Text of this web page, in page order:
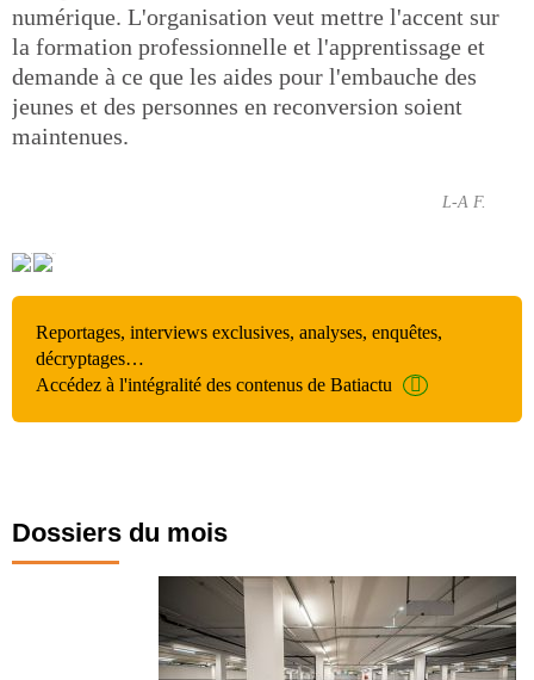
numérique. L'organisation veut mettre l'accent sur
la formation professionnelle et l'apprentissage et
demande à ce que les aides pour l'embauche des
jeunes et des personnes en reconversion soient
maintenues.
L-A F.
Reportages, interviews exclusives, analyses, enquêtes,
décryptages…
Accédez à l'intégralité des contenus de Batiactu
Dossiers du mois